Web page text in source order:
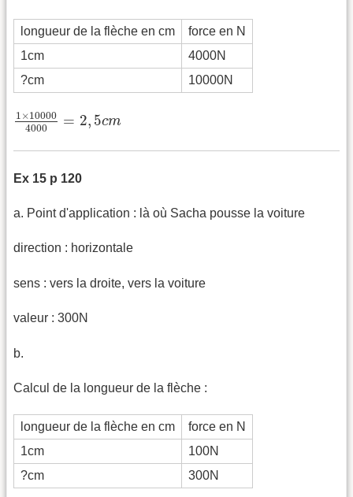
longueur de la flèche en cm
force en N
1cm
4000N
?cm
10000N
1×10000
4000
= 2, 5cm
1 ×10000 4000
Ex 15 p 120
a. Point d'application : là où Sacha pousse la voiture
direction : horizontale
sens : vers la droite, vers la voiture
valeur : 300N
b.
Calcul de la longueur de la flèche :
longueur de la flèche en cm
force en N
1cm
100N
?cm
300N